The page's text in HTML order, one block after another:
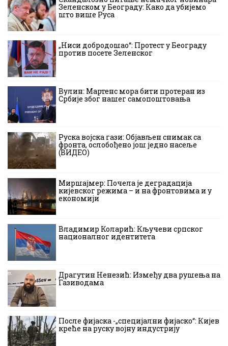
Зеленском у Београду: Како да убијемо
што више Руса
„Ниси добродошао“: Протест у Београду
против посете Зеленског
Вулин: Мартенс мора бити протеран из
Србије због нашег самопоштовања
Руска војска гази: Објављен снимак са
фронта, ослобођено још једно насеље
(ВИДЕО)
Миршајмер: Почела је деградација
кијевског режима – и на фронтовима и у
економији
Владимир Коларић: Кључеви српског
националног идентитета
Драгутин Ненезић: Између два рушења на
Газиводама
После фијаска -„специјални фијаско“: Кијев
креће на руску војну индустрију